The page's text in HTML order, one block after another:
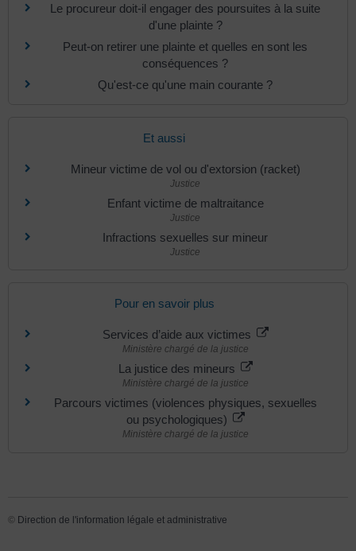
Le procureur doit-il engager des poursuites à la suite
d'une plainte ?
Peut-on retirer une plainte et quelles en sont les
conséquences ?
Qu'est-ce qu'une main courante ?
Et aussi
Mineur victime de vol ou d'extorsion (racket)
Justice
Enfant victime de maltraitance
Justice
Infractions sexuelles sur mineur
Justice
Pour en savoir plus
Services d’aide aux victimes
Ministère chargé de la justice
La justice des mineurs
Ministère chargé de la justice
Parcours victimes (violences physiques, sexuelles
ou psychologiques)
Ministère chargé de la justice
© Direction de l'information légale et administrative